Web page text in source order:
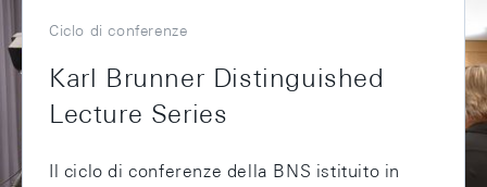
Ciclo di conferenze
Karl Brunner Distinguished
Lecture Series
Il ciclo di conferenze della BNS istituito in